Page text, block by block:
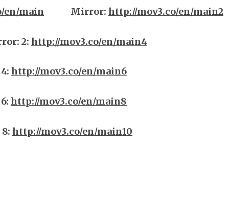
en/main Mirror: http://mov3.co/en/main2
: 2: http://mov3.co/en/main4
http://mov3.co/en/main6
http://mov3.co/en/main8
http://mov3.co/en/main10